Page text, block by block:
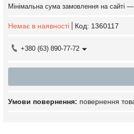
Мінімальна сума замовлення на сайті
Немає в наявності Код: 1360117
+380 (63) 890-77-72
повернення